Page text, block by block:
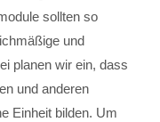
sollten so
und
planen wir ein, dass
und anderen
Einheit bilden. Um